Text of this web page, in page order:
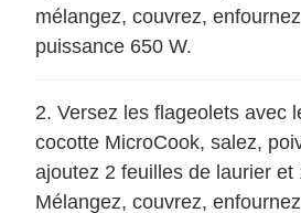
mélangez, couvrez,
puissance 650 W.
Versez les flageolets avec
cocotte MicroCook, salez,
ajoutez 2 feuilles de laurier et
Mélangez, couvrez,